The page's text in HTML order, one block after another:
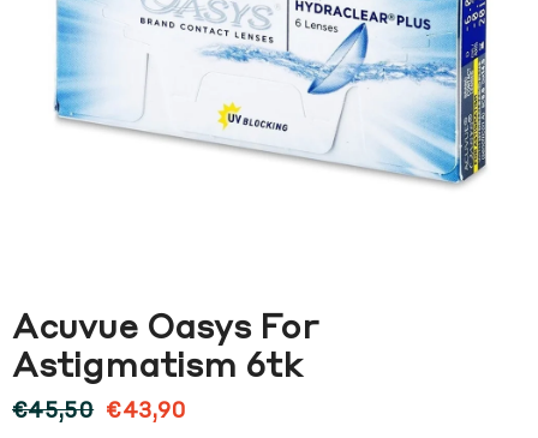
Acuvue Oasys For
Astigmatism 6tk
€45,50 €43,90